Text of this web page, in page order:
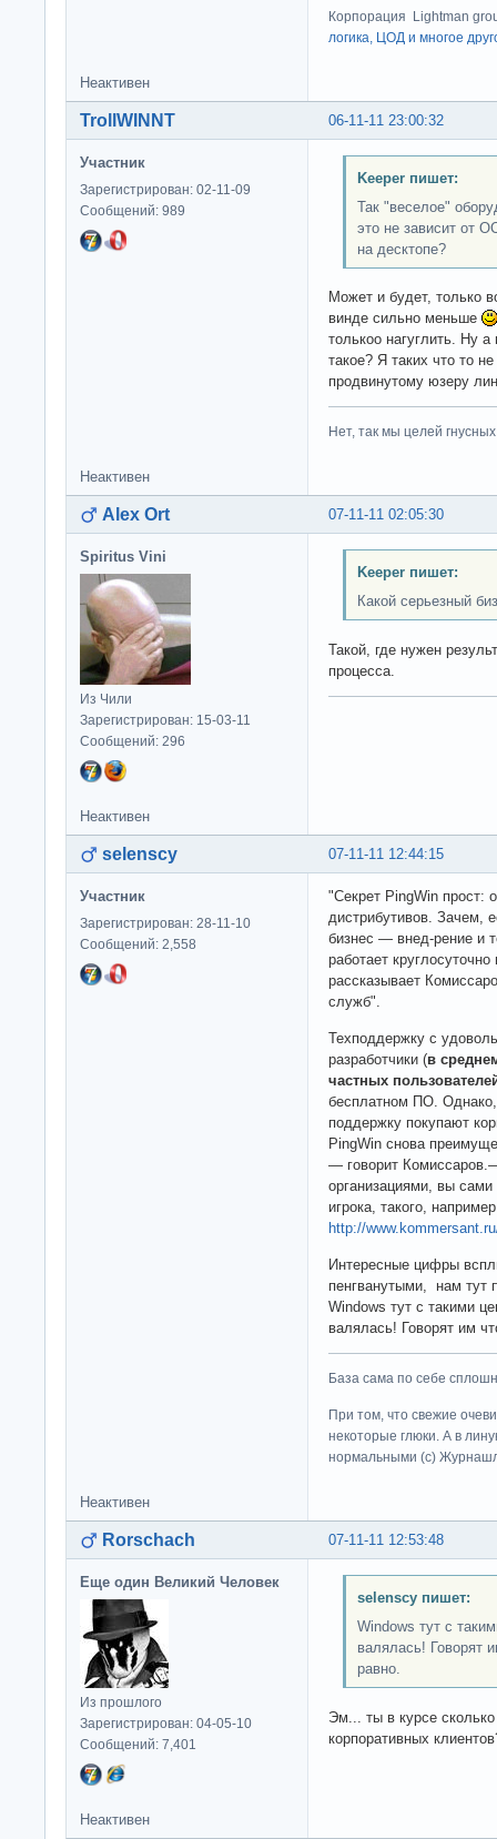
Корпорация Lightman
логика, ЦОД и многое
Неактивен
06-11-11 23:00:32
TrollWINNT
Участник
Зарегистрирован: 02-11-09
Сообщений: 989
Keeper пишет:
Так "веселое"
это не зависит от
на десктопе?
Может и будет, только
винде сильно меньше
толькоо нагуглить. Ну
такое? Я таких что то
продвинутому юзеру
Нет, так мы целей
Неактивен
07-11-11 02:05:30
Alex Ort
Spiritus Vini
Из Чили
Зарегистрирован: 15-03-11
Сообщений: 296
Keeper пишет:
Какой серьезный
Такой, где нужен
процесса.
Неактивен
07-11-11 12:44:15
selenscy
Участник
Зарегистрирован: 28-11-10
Сообщений: 2,558
"Секрет PingWin прост:
дистрибутивов. Зачем,
бизнес — внед-рение и
работает
рассказывает
служб".
Техподдержку с
разработчики (в
частных
бесплатном ПО.
поддержку покупают
PingWin снова
— говорит
организациями, вы
игрока, такого,
http://
Интересные цифры
пенгванутыми, нам
Windows тут с такими
валялась! Говорят им
База сама по себе
При том, что свежие
некоторые глюки. А в
нормальными (c)
Неактивен
07-11-11 12:53:48
Rorschach
Еще один Великий Человек
Из прошлого
Зарегистрирован: 04-05-10
Сообщений: 7,401
selenscy пишет:
Windows тут с
валялась! Говорят
равно.
Эм... ты в курсе
корпоративных
Неактивен